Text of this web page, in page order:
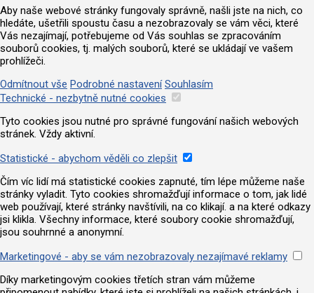
Aby naše webové stránky fungovaly správně, našli jste na nich, co
hledáte, ušetřili spoustu času a nezobrazovaly se vám věci, které
Vás nezajímají, potřebujeme od Vás souhlas se zpracováním
souborů cookies, tj. malých souborů, které se ukládají ve vašem
prohlížeči.
Odmítnout vše Podrobné nastavení Souhlasím
Technické - nezbytně nutné cookies
Tyto cookies jsou nutné pro správné fungování našich webových
stránek. Vždy aktivní.
Statistické - abychom věděli co zlepšit
Čím víc lidí má statistické cookies zapnuté, tím lépe můžeme naše
stránky vyladit. Tyto cookies shromažďují informace o tom, jak lidé
web používají, které stránky navštívili, na co klikají. a na které odkazy
jsi klikla. Všechny informace, které soubory cookie shromažďují,
jsou souhrnné a anonymní.
Marketingové - aby se vám nezobrazovaly nezajímavé reklamy
Díky marketingovým cookies třetích stran vám můžeme